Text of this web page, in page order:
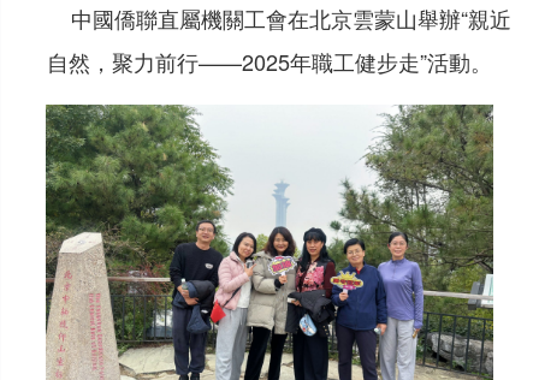
中國僑聯直屬機關工會在北京雲蒙山舉辦“親近
自然，聚力前行——2025年職工健步走”活動。